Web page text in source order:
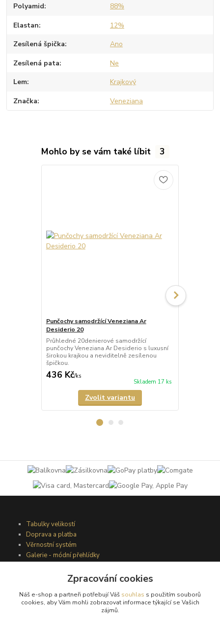
Polyamid 88%
Elastan 12%
Zesílená špička Ano
Zesílená pata Ne
Lem Krajkový
Značka Veneziana
Mohlo by se vám také líbit 3
Punčochy samodržící Veneziana Ar
Desiderio 20
Průhledné 20denierové samodržící
punčochy Veneziana Ar Desiderio s luxusní
širokou krajkou a neviditelně zesílenou
špičkou.
436 Kč/ks
Skladem 17 ks
Zvolit variantu
Tabulky velikostí
Doprava a platba
Věrnostní systém
Galerie - módní přehlídky
Podmínky užití webového rozhraní
Obchodní podmínky
Zpracování cookies
Náš e-shop a partneři potřebují Váš souhlas s použitím souborů
cookies, aby Vám mohli zobrazovat informace týkající se Vašich
zájmů.